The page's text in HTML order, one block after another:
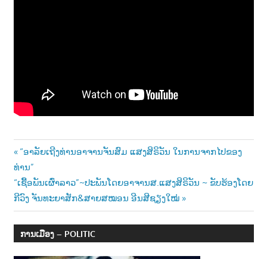
Post
navigation
Previous
Post:
“ອາລັຍເຖີງທ່ານອາຈານຈັນສົມ ແສງສິຣິວັນ ໃນການຈາກໄປຂອງ
ທ່ານ”
Next
Post:
“ເຊື້ອພັນເຜົ່າລາວ”~ປະພັນໂດຍອາຈານສ.ແສງສິຣິວັນ ~ ຂັບຮ້ອງໂດຍ
ກີວົງ ຈັນທະຍາສັກ&ສາຍສໝອນ ອີນສີຊຽງໃໝ່
ການເມືອງ – POLITIC